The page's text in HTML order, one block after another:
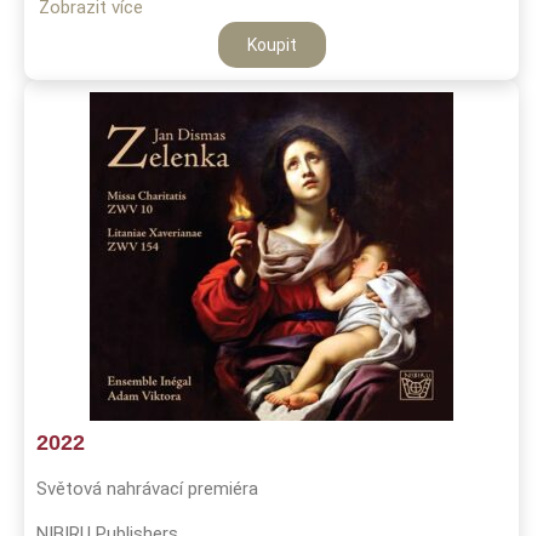
Zobrazit více
Koupit
2022
Světová nahrávací premiéra